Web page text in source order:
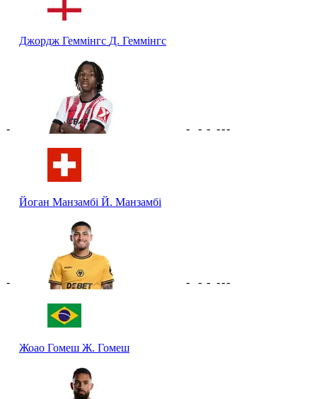
Джордж Геммінгс Д. Геммінгс
-
Йоган Манзамбі Й. Манзамбі
- - - ---
-
Жоао Гомеш Ж. Гомеш
- - - ---